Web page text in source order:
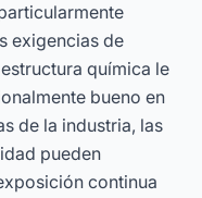
exigencias de
química le
bueno en
de la industria, las
pueden
continua